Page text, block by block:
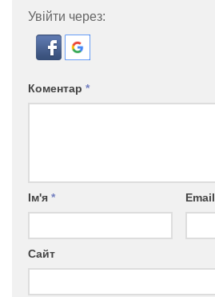
Увійти через:
Коментар *
Ім'я * Email
Сайт